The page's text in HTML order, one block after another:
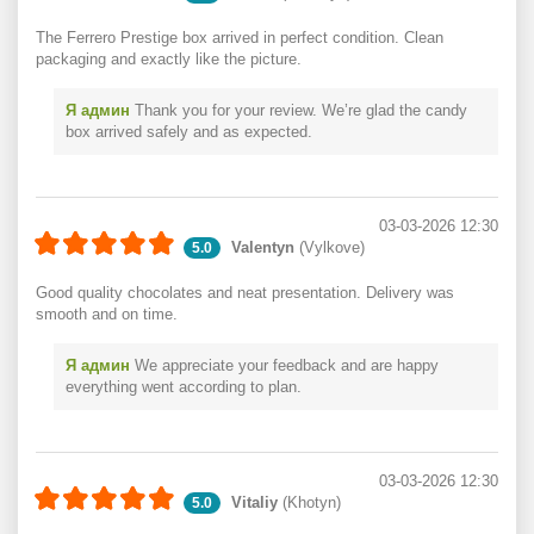
The Ferrero Prestige box arrived in perfect condition. Clean
packaging and exactly like the picture.
Я админ Thank you for your review. We’re glad the candy
box arrived safely and as expected.
5.0 Valentyn (Vylkove)
03-03-2026 12:30
Good quality chocolates and neat presentation. Delivery was
smooth and on time.
Я админ We appreciate your feedback and are happy
everything went according to plan.
5.0 Vitaliy (Khotyn)
03-03-2026 12:30